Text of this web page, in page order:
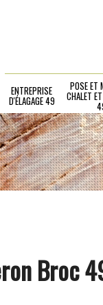
ENTREPRISE
D'ÉLAGAGE 49
POSE ET
CHALET
Broc